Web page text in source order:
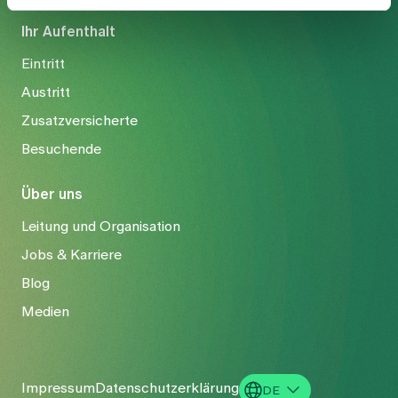
Ihr Aufenthalt
Eintritt
Austritt
Zusatzversicherte
Besuchende
Über uns
Leitung und Organisation
Jobs & Karriere
Blog
Medien
ImpressumDatenschutzerklärung DE